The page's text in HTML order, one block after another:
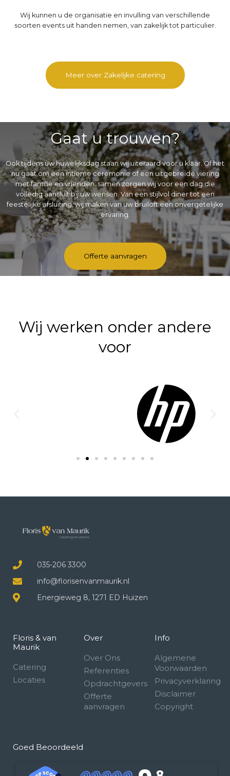
Wij kunnen u de organisatie en invulling van verschillende
soorten events uit handen nemen, van zakelijk tot particulier.
Meer over Zakelijke catering
Gaat u trouwen?
Ook tijdens uw huwelijksdag staan wij uiteraard voor u klaar. Of het
nu gaat om een intieme ceremonie of een uitgebreide viering
met familie en vrienden: samen zorgen wij voor een dag die
volledig aansluit bij uw wensen. Van een stijlvol diner tot een
feestelijke afsluiting, wij maken van uw bruiloft een onvergetelijke
ervaring.
Offerte aanvragen
Wij werken onder andere
voor
035-206 3300
info@florisenvanmaurik.nl
Energieweg 8, 1271 ED Huizen
Floris & van
Maurik
Catering
Locaties
Over
Over Ons
Referenties
Opdrachtgevers
Offerte
aanvragen
Info
Algemene
Voorwaarden
Privacyverklaring
Disclaimer
Copyright
Goed Beoordeeld